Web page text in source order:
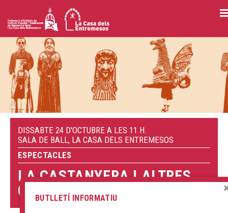
Vés
al
DISSABTE 24 D'OCTUBRE A LES 11 H.
SALA DE BALL, LA CASA DELS ENTREMESOS
ESPECTACLES
LA CASTANYERA I ALTRES
CONTES DE LA TARDOR
BUTLLETÍ INFORMATIU